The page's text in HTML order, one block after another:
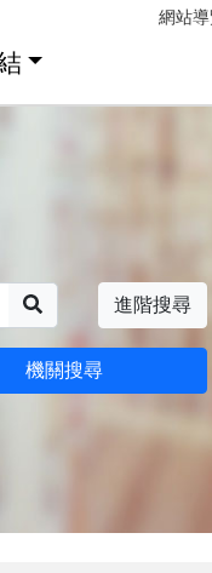
網站導
進階搜尋
機關搜尋